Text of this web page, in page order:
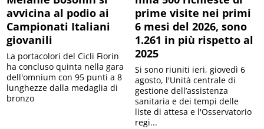
avvicina al podio ai
Campionati Italiani
giovanili
La portacolori del Cicli Fiorin
ha concluso quinta nella gara
dell'omnium con 95 punti a 8
lunghezze dalla medaglia di
bronzo
prime visite nei primi
6 mesi del 2026, sono
1.261 in più rispetto al
2025
Si sono riuniti ieri, giovedì 6
agosto, l'Unità centrale di
gestione dell’assistenza
sanitaria e dei tempi delle
liste di attesa e l'Osservatorio
regi...